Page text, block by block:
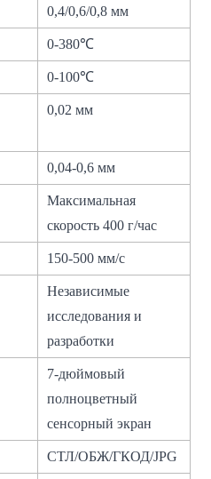
0,4/0,6/0,8 мм
0-380℃
0-100℃
0,02 мм
0,04-0,6 мм
Максимальная
скорость 400 г/час
150-500 мм/с
Независимые
исследования и
разработки
7-дюймовый
полноцветный
сенсорный экран
СТЛ/ОБЖ/ГКОД/JPG